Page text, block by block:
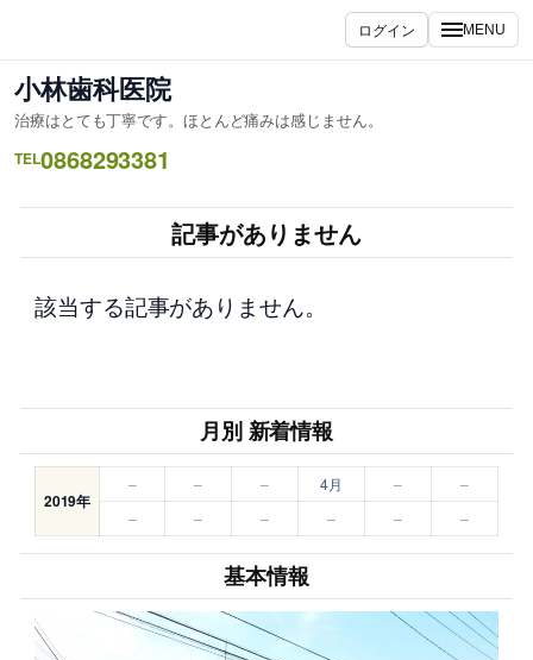
ス
キ
ッ
ログイン MENU
小林歯科医院
治療はとても丁寧です。ほとんど痛みは感じません。
TEL0868293381
記事がありません
該当する記事がありません。
月別 新着情報
2019年
– – – 4月 –
–
–
– – – – –
基本情報